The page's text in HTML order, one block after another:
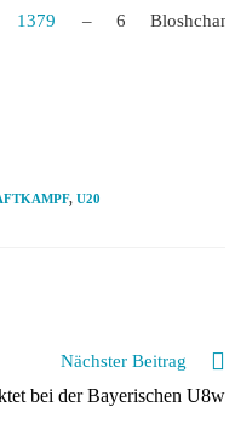
1379 – 6
1262 –
, U20
Nächster Beitrag
bei der Bayerischen U8w